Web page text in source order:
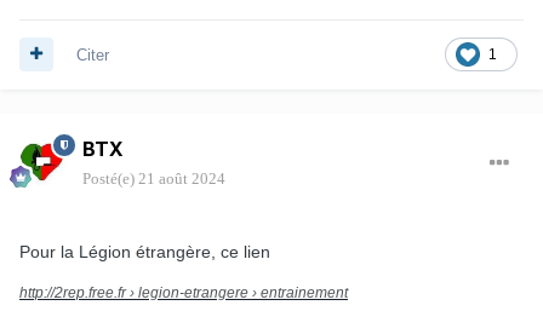
1
Citer
BTX
Posté(e) 21 août 2024
Pour la Légion étrangère, ce lien
http://2rep.free.fr › legion-etrangere › entrainement